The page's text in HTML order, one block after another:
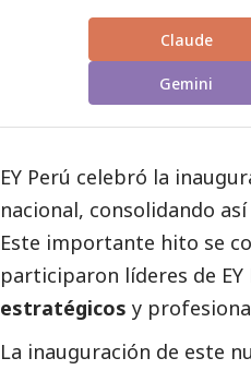
Claude
Gemini
EY Perú celebró la
nacional, consolidando
Este importante hito se
participaron líderes de
estratégicos y
La inauguración de este